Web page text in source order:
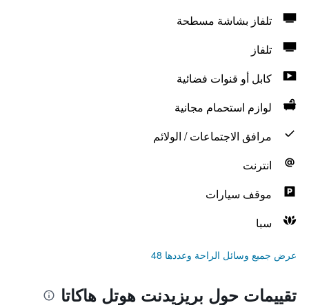
تلفاز بشاشة مسطحة
تلفاز
كابل أو قنوات فضائية
لوازم استحمام مجانية
مرافق الاجتماعات / الولائم
انترنت
موقف سيارات
سبا
عرض جميع وسائل الراحة وعددها 48
تقييمات حول بريزيدنت هوتل هاكاتا